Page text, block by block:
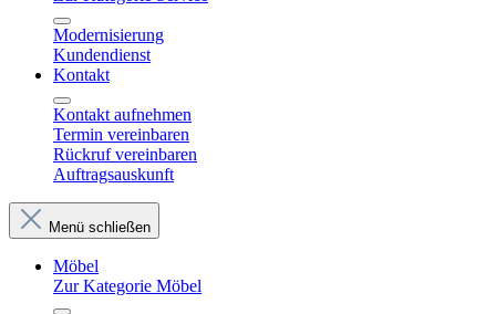
Modernisierung
Kundendienst
Kontakt
Kontakt aufnehmen
Termin vereinbaren
Rückruf vereinbaren
Auftragsauskunft
Menü schließen
Möbel
Zur Kategorie Möbel